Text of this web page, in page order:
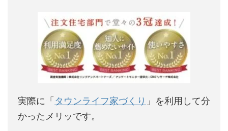
実際に「タウンライフ家づくり 」を利用して分
かったメリッです。